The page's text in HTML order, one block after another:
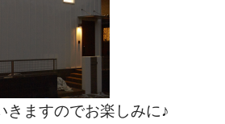
きますのでお楽しみに♪